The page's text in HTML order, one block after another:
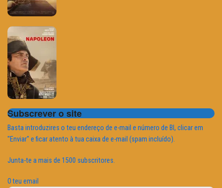
Subscrever o site
Basta introduzires o teu endereço de e-mail e número de BI, clicar em
"Enviar" e ficar atento à tua caixa de e-mail (spam incluído).
Junta-te a mais de 1500 subscritores.
O teu email